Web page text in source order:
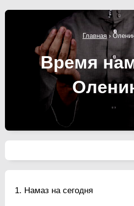
Главная›
Время
Намаз на сегодня